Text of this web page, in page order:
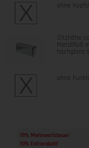
ohne
Sitzhöhe
Metallfuß
hochglanz
ohne
19% Mehrwertsteuer
10% Extrarabatt